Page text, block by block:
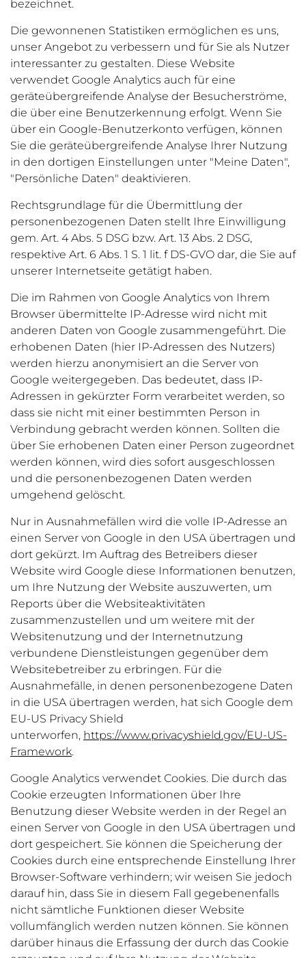
bezeichnet.
Die gewonnenen Statistiken ermöglichen es uns,
unser Angebot zu verbessern und für Sie als Nutzer
interessanter zu gestalten. Diese Website
verwendet Google Analytics auch für eine
geräteübergreifende Analyse der Besucherströme,
die über eine Benutzerkennung erfolgt. Wenn Sie
über ein Google-Benutzerkonto verfügen, können
Sie die geräteübergreifende Analyse Ihrer Nutzung
in den dortigen Einstellungen unter "Meine Daten",
"Persönliche Daten" deaktivieren.
Rechtsgrundlage für die Übermittlung der
personenbezogenen Daten stellt Ihre Einwilligung
gem. Art. 4 Abs. 5 DSG bzw. Art. 13 Abs. 2 DSG,
respektive Art. 6 Abs. 1 S. 1 lit. f DS-GVO dar, die Sie auf
unserer Internetseite getätigt haben.
Die im Rahmen von Google Analytics von Ihrem
Browser übermittelte IP-Adresse wird nicht mit
anderen Daten von Google zusammengeführt. Die
erhobenen Daten (hier IP-Adressen des Nutzers)
werden hierzu anonymisiert an die Server von
Google weitergegeben. Das bedeutet, dass IP-
Adressen in gekürzter Form verarbeitet werden, so
dass sie nicht mit einer bestimmten Person in
Verbindung gebracht werden können. Sollten die
über Sie erhobenen Daten einer Person zugeordnet
werden können, wird dies sofort ausgeschlossen
und die personenbezogenen Daten werden
umgehend gelöscht.
Nur in Ausnahmefällen wird die volle IP-Adresse an
einen Server von Google in den USA übertragen und
dort gekürzt. Im Auftrag des Betreibers dieser
Website wird Google diese Informationen benutzen,
um Ihre Nutzung der Website auszuwerten, um
Reports über die Websiteaktivitäten
zusammenzustellen und um weitere mit der
Websitenutzung und der Internetnutzung
verbundene Dienstleistungen gegenüber dem
Websitebetreiber zu erbringen. Für die
Ausnahmefälle, in denen personenbezogene Daten
in die USA übertragen werden, hat sich Google dem
EU-US Privacy Shield
unterworfen, https://www.privacyshield.gov/EU-US-
Framework.
Google Analytics verwendet Cookies. Die durch das
Cookie erzeugten Informationen über Ihre
Benutzung dieser Website werden in der Regel an
einen Server von Google in den USA übertragen und
dort gespeichert. Sie können die Speicherung der
Cookies durch eine entsprechende Einstellung Ihrer
Browser-Software verhindern; wir weisen Sie jedoch
darauf hin, dass Sie in diesem Fall gegebenenfalls
nicht sämtliche Funktionen dieser Website
vollumfänglich werden nutzen können. Sie können
darüber hinaus die Erfassung der durch das Cookie